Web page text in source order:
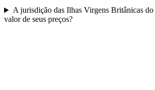
A jurisdição das Ilhas Virgens Britânicas
valor de seus preços?